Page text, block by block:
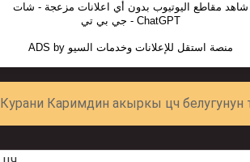
شاهد مقاطع اليوتيوب بدون أي اعلانات مزعجة - شات
جي بي تي - ChatGPT
ADS by منصة استقل للإعلانات وخدمات السيو
Курани Каримдин акыркы цч бeлyгyнyн